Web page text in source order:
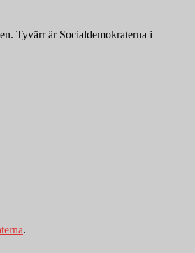
Tyvärr är Socialdemokraterna i
.